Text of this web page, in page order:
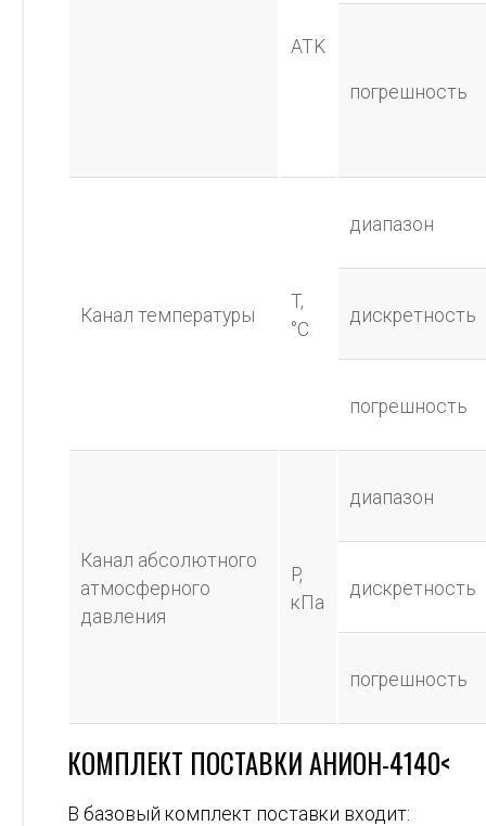
ATK
погрешность
Канал температуры
T,
°C
диапазон
дискретность
погрешность
Канал абсолютного
атмосферного
давления
P,
кПа
диапазон
дискретность
погрешность
КОМПЛЕКТ ПОСТАВКИ АНИОН-4140<
В базовый комплект поставки входит: